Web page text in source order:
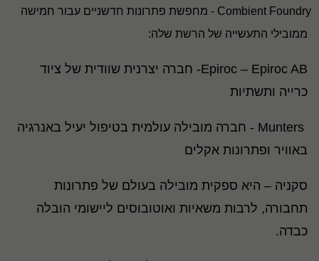
Combient Foundry - מחפשת פתרונות חדשניים עבור חמישה
ממובילי התעשייה של הרשת שלה:
Epiroc – Epiroc AB- חברה יצרנית שוודית של ציוד
כרייה ותשתיות
Munters - חברה מובילה עולמית בטיפול יעיל באנרגיה
באוויר ופתרונות אקלים
סקניה – היא ספקית מובילה בעולם של פתרונות
תחבורה, לרבות משאיות ואוטובוסים ליישומי הובלה
כבדה.